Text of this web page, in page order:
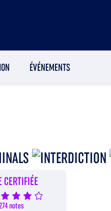
ÉVÉNEMENTS
CERTIFIÉE
notes